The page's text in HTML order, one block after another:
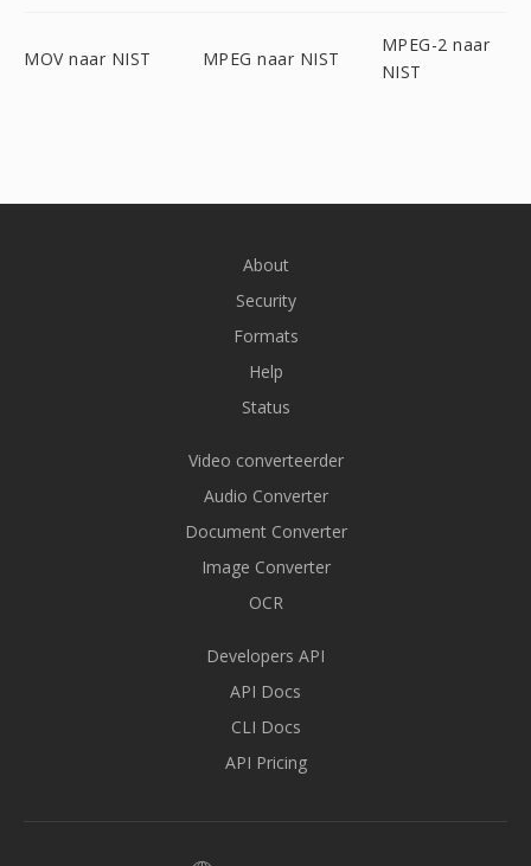
MOV naar NIST MPEG naar NIST
MPEG-2 naar
NIST
About
Security
Formats
Help
Status
Video converteerder
Audio Converter
Document Converter
Image Converter
OCR
Developers API
API Docs
CLI Docs
API Pricing